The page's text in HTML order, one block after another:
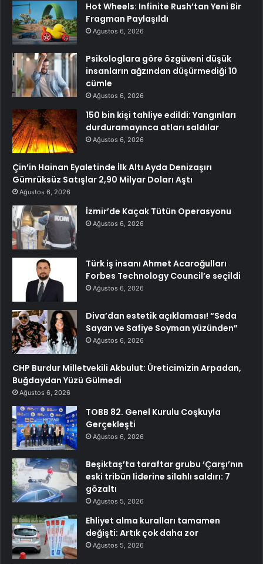
Hot Wheels: Infinite Rush’tan Yeni Bir
Fragman Paylaşıldı
Ağustos 6, 2026
Psikologlara göre özgüveni düşük
insanların ağzından düşürmediği 10
cümle
Ağustos 6, 2026
150 bin kişi tahliye edildi: Yangınları
durduramayınca atları saldılar
Ağustos 6, 2026
Çin’in Hainan Eyaletinde İlk Altı Ayda Denizaşırı
Gümrüksüz Satışlar 2,90 Milyar Doları Aştı
Ağustos 6, 2026
İzmir’de Kaçak Tütün Operasyonu
Ağustos 6, 2026
Türk iş insanı Ahmet Acaroğulları
Forbes Technology Council’e seçildi
Ağustos 6, 2026
Diva’dan estetik açıklaması! “Seda
Sayan ve Safiye Soyman yüzünden”
Ağustos 6, 2026
CHP Burdur Milletvekili Akbulut: Üreticimizin Arpadan,
Buğdaydan Yüzü Gülmedi
Ağustos 6, 2026
TOBB 82. Genel Kurulu Coşkuyla
Gerçekleşti
Ağustos 6, 2026
Beşiktaş’ta taraftar grubu ‘Çarşı’nın
eski tribün liderine silahlı saldırı: 7
gözaltı
Ağustos 5, 2026
Ehliyet alma kuralları tamamen
değişti: Artık çok daha zor
Ağustos 5, 2026